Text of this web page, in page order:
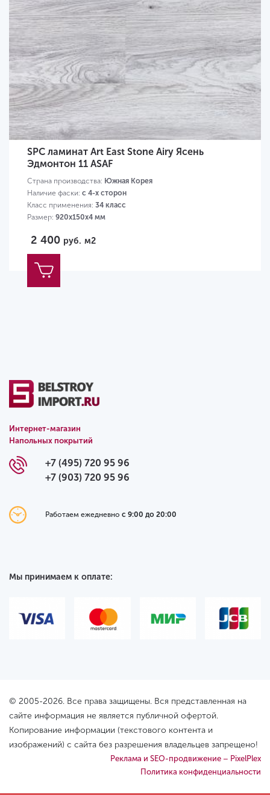
SPC ламинат Art East Stone Airy Ясень
Эдмонтон 11 ASAF
Страна производства: Южная Корея
Наличие фаски: с 4-х сторон
Класс применения: 34 класс
Размер: 920х150х4 мм
2 400 руб. м2
Интернет-магазин
Напольных покрытий
+7 (495) 720 95 96
+7 (903) 720 95 96
Работаем ежедневно с 9:00 до 20:00
Мы принимаем к оплате:
© 2005-2026. Все права защищены. Вся представленная на
сайте информация не является публичной офертой.
Копирование информации (текстового контента и
изображений) с сайта без разрешения владельцев запрещено!
Реклама и SEO-продвижение – PixelPlex
Политика конфиденциальности